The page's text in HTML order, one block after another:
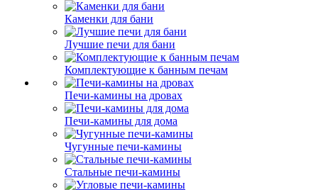
Каменки для бани
Лучшие печи для бани
Комплектующие к банным печам
Печи-камины на дровах
Печи-камины для дома
Чугунные печи-камины
Стальные печи-камины